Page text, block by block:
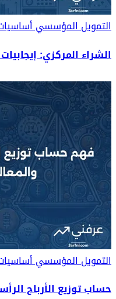
التمويل المؤسسي
الشراء المركزي:
التمويل المؤسسي